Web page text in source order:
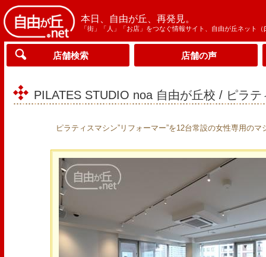
本日、自由が丘、再発見。
「街」「人」「お店」をつなぐ情報サイト、自由が丘ネット（
店舗検索 店舗の声
PILATES STUDIO noa 自由が丘校 / ピラ
ピラティスマシン”リフォーマー”を12台常設の女性専用の